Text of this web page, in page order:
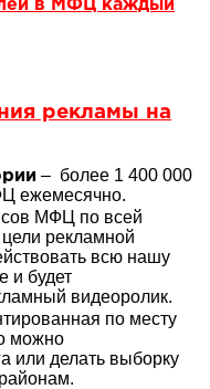
в МФЦ каждый
рекламы на
– более 1 400 000
ежемесячно.
МФЦ по всей
рекламной
всю нашу
и будет
видеоролик.
по месту
можно
или делать выборку